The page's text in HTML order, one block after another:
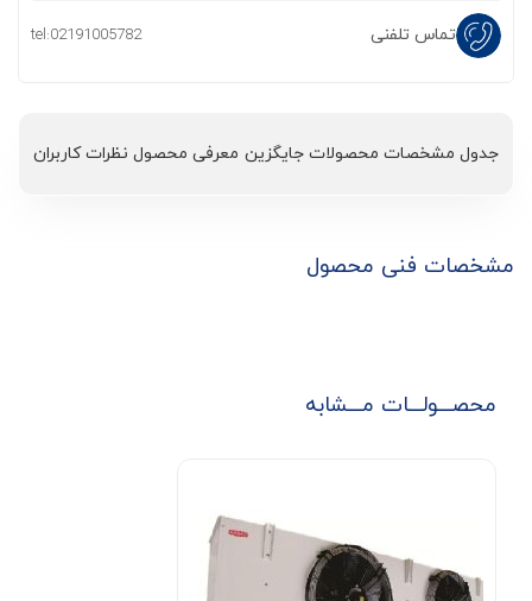
تماس تلفنی tel:02191005782
جدول مشخصات محصولات جایگزین معرفی محصول نظرات کاربران
مشخصات فنی محصول
محصـــولـــات مـــشابه